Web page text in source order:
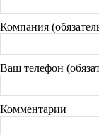
Компания
Ваш телефон
Комментарии